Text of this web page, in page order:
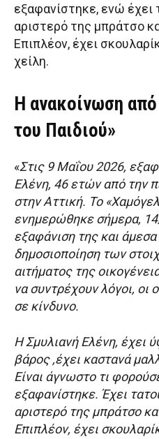
εξαφανίστηκε, ενώ
αριστερό της μπράτσο
Επιπλέον, έχει
χείλη.
Η ανακοίνωση
του Παιδιού»
«Στις 9 Μαΐου 2026,
Ελένη, 46 ετών από την
στην Αττική. Το
ενημερώθηκε σήμερα,
εξαφάνιση της και
δημοσιοποίηση των
αιτήματος της
να συντρέχουν λόγοι, οι
σε κίνδυνο.
Η Σμυλιανή Ελένη, έχει
βάρος ,έχει καστανά
Είναι άγνωστο τι
εξαφανίστηκε. Έχει
αριστερό της μπράτσο
Επιπλέον, έχει